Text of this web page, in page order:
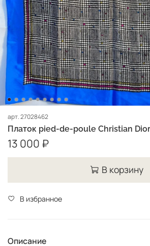
арт.27028462
Платок pied-de-poule Christian Dior
13 000 ₽
В корзину
В избранное
Описание